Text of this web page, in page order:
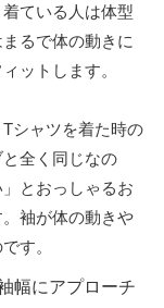
ている人は体型
るで体の動きに
ットします。
シャツを着た時の
全く同じなの
とおっしゃるお
袖が体の動きや
す。
幅にアプローチ